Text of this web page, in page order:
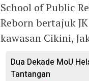
School of Public
Reborn bertajuk
kawasan Cikini,
Dua Dekade MoU
Tantangan